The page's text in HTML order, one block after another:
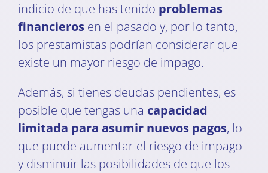
indicio de que has tenido problemas
financierosen el pasado y, por lo tanto,
los prestamistas podrían considerar que
existe un mayor riesgo de impago.
Además, si tienes deudas pendientes, es
posible que tengas una capacidad
limitada para asumir nuevos pagos, lo
que puede aumentar el riesgo de impago
y disminuir las posibilidades de que los